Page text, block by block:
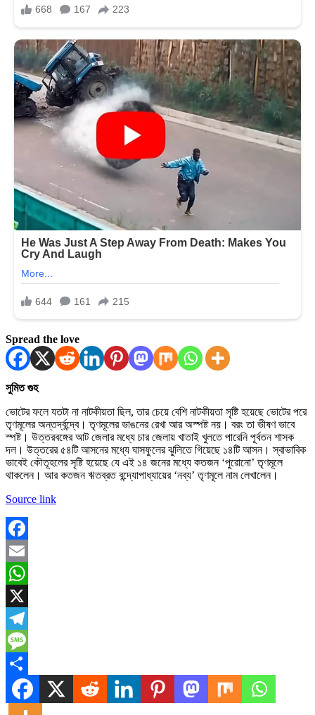
Spread the love
সুমিত গুহ
ভোটের ফলে যতটা না নাটকীয়তা ছিল, তার চেয়ে বেশি নাটকীয়তা সৃষ্টি হয়েছে ভোটের পরে
তৃণমূলের অন্তর্দ্বন্দ্বে। তৃণমূলের ভাঙনের রেখা আর অস্পষ্ট নয়। বরং তা ভীষণ ভাবে
স্পষ্ট। উত্তরবঙ্গের আট জেলার মধ্যে চার জেলায় খাতাই খুলতে পারেনি পূর্বতন শাসক
দল। উত্তরের ৫৪টি আসনের মধ্যে ঘাসফুলের ঝুলিতে গিয়েছে ১৪টি আসন। স্বাভাবিক
ভাবেই কৌতূহলের সৃষ্টি হয়েছে যে এই ১৪ জনের মধ্যে কতজন ‘পুরোনো’ তৃণমূলে
থাকলেন। আর কতজন ঋতব্রত বন্দ্যোপাধ্যায়ের ‘নব্য’ তৃণমূলে নাম লেখালেন।
Source link
Facebook
Email
WhatsApp
X
Telegram
Message
Share